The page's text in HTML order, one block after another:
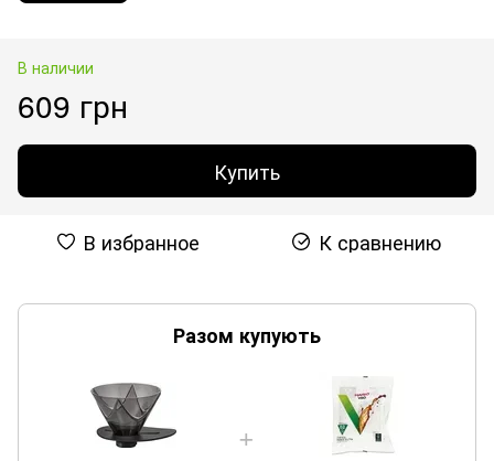
В наличии
609 грн
Купить
В избранное К сравнению
Разом купують